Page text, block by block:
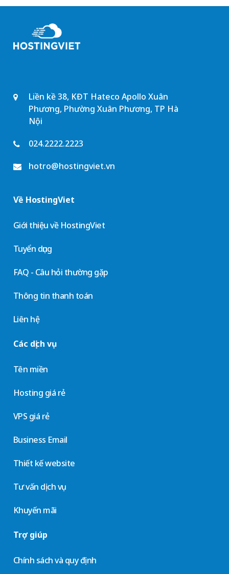
Liền kề 38, KĐT Hateco Apollo Xuân
Phương, Phường Xuân Phương, TP Hà
Nội
024.2222.2223
hotro@hostingviet.vn
Về HostingViet
Giới thiệu về HostingViet
Tuyển dụng
FAQ - Câu hỏi thường gặp
Thông tin thanh toán
Liên hệ
Các dịch vụ
Tên miền
Hosting giá rẻ
VPS giá rẻ
Business Email
Thiết kế website
Tư vấn dịch vụ
Khuyến mãi
Trợ giúp
Chính sách và quy định